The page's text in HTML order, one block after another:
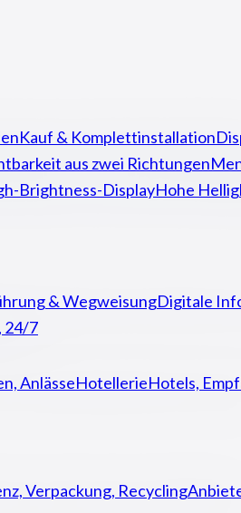
Kauf & Komplettinstallation
aus zwei Richtungen
Brightness-DisplayHohe
& WegweisungDigitale
24/7
AnlässeHotellerieHotels,
Verpackung, Recycling